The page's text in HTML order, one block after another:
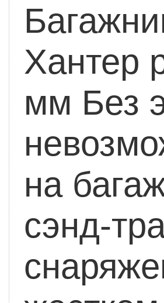
Хантер
мм Без
на
сэнд-